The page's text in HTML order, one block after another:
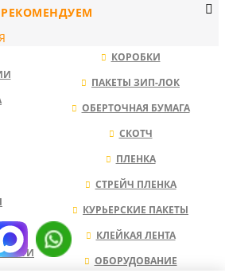
РЕКОМЕНДУЕМ
КОРОБКИ
ПАКЕТЫ ЗИП-ЛОК
ОБЕРТОЧНАЯ БУМАГА
СКОТЧ
ПЛЕНКА
СТРЕЙЧ ПЛЕНКА
КУРЬЕРСКИЕ ПАКЕТЫ
КЛЕЙКАЯ ЛЕНТА
ОБОРУДОВАНИЕ